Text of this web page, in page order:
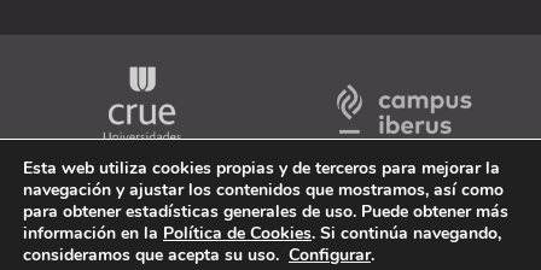
Esta web utiliza cookies propias y de terceros para mejorar la
navegación y ajustar los contenidos que mostramos, así como
para obtener estadísticas generales de uso. Puede obtener más
información en la Política de Cookies. Si continúa navegando,
consideramos que acepta su uso. Configurar.